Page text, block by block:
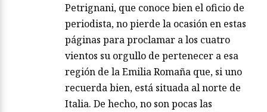
Petrignani, que conoce bien el oficio de
periodista, no pierde la ocasión en estas
páginas para proclamar a los cuatro
vientos su orgullo de pertenecer a esa
región de la Emilia Romaña que, si uno
recuerda bien, está situada al norte de
Italia. De hecho, no son pocas las